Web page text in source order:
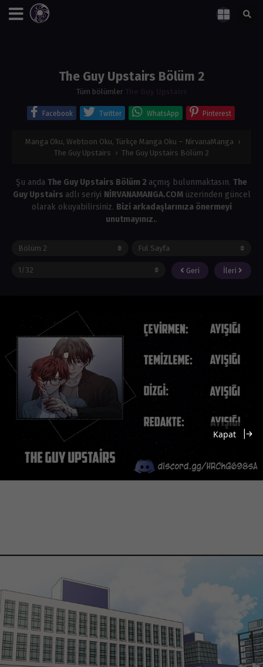
The Guy Upstairs Bölüm 2
Tüm bölümler The Guy Upstairs
Facebook Twitter WhatsApp Pinterest
Manga Oku, Webtoon Oku, Türkçe Manga Oku – NirvanaManga ›
The Guy Upstairs › The Guy Upstairs Bölüm 2
Şu anda The Guy Upstairs Bölüm 2 açmış bulunmaktasın. The
Guy Upstairs adlı seriyi NİRVANAMANGA.COM üzerinden güncel
olarak okuyabilirsiniz. Bizi arkadaşlarınıza önermeyi
unutmayınız..
Geri İleri
Kapat